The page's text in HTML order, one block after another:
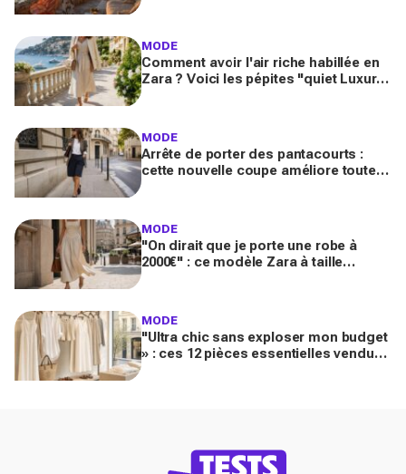
MODE
Comment avoir l'air riche habillée en
Zara ? Voici les pépites "quiet Luxury"
MODE
Arrête de porter des pantacourts :
cette nouvelle coupe améliore toutes
MODE
"On dirait que je porte une robe à
2000€" : ce modèle Zara à taille
MODE
"Ultra chic sans exploser mon budget
» : ces 12 pièces essentielles vendues